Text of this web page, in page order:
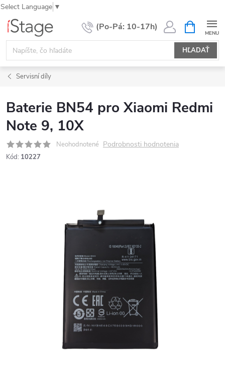
Select Language ▼
Prejsť
obsah
HĽADAŤ
KOŠÍK
Servisní díly
Baterie BN54 pro Xiaomi Redmi
Note 9, 10X
Neohodnotené Podrobnosti hodnotenia
Kód: 10227